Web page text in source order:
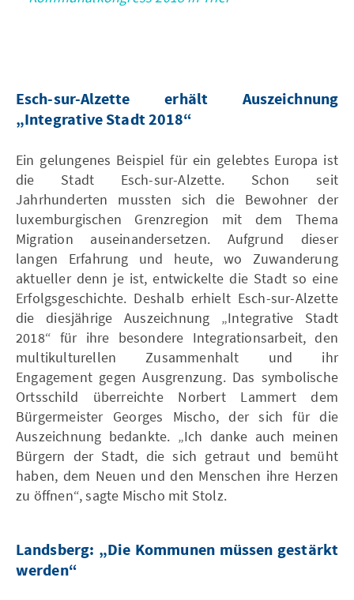
Esch-sur-Alzette erhält Auszeichnung
„Integrative Stadt 2018“
Ein gelungenes Beispiel für ein gelebtes Europa ist
die Stadt Esch-sur-Alzette. Schon seit
Jahrhunderten mussten sich die Bewohner der
luxemburgischen Grenzregion mit dem Thema
Migration auseinandersetzen. Aufgrund dieser
langen Erfahrung und heute, wo Zuwanderung
aktueller denn je ist, entwickelte die Stadt so eine
Erfolgsgeschichte. Deshalb erhielt Esch-sur-Alzette
die diesjährige Auszeichnung „Integrative Stadt
2018“ für ihre besondere Integrationsarbeit, den
multikulturellen Zusammenhalt und ihr
Engagement gegen Ausgrenzung. Das symbolische
Ortsschild überreichte Norbert Lammert dem
Bürgermeister Georges Mischo, der sich für die
Auszeichnung bedankte. „Ich danke auch meinen
Bürgern der Stadt, die sich getraut und bemüht
haben, dem Neuen und den Menschen ihre Herzen
zu öffnen“, sagte Mischo mit Stolz.
Landsberg: „Die Kommunen müssen gestärkt
werden“